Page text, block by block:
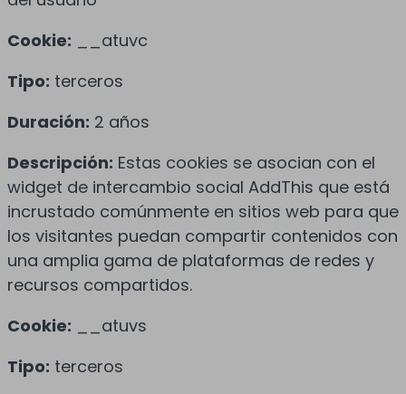
Cookie: __atuvc
Tipo: terceros
Duración: 2 años
Descripción: Estas cookies se asocian con el
widget de intercambio social AddThis que está
incrustado comúnmente en sitios web para que
los visitantes puedan compartir contenidos con
una amplia gama de plataformas de redes y
recursos compartidos.
Cookie: __atuvs
Tipo: terceros